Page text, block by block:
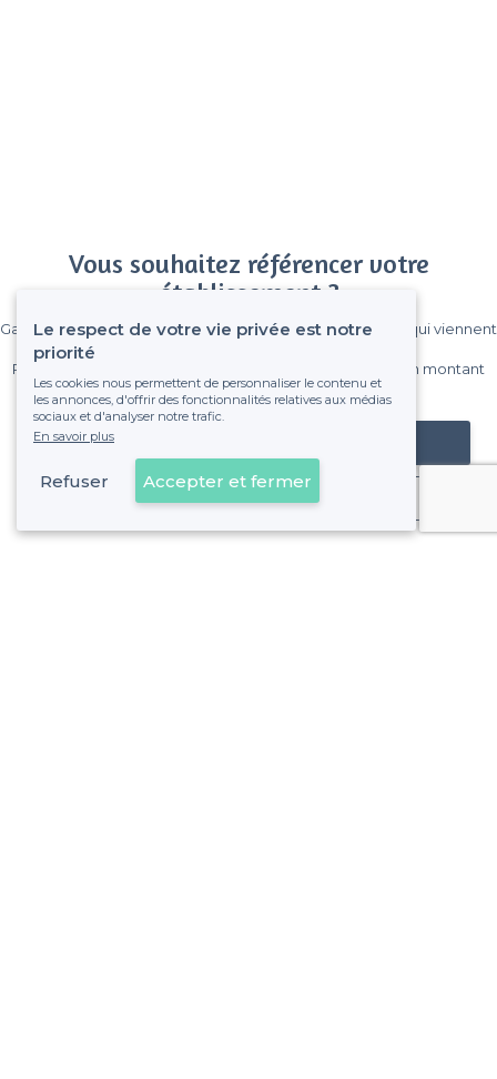
Vous souhaitez référencer votre
établissement ?
Gagnez de nombreux clients parmi le million de visiteurs qui viennent
Pas de commissions et sans engagement, vous payez un montant
fixe sans risque de voir déraper la facture.
Référencer mon établissement
Déjà client
Le respect de votre vie privée est notre
priorité
Les cookies nous permettent de personnaliser le contenu et
les annonces, d'offrir des fonctionnalités relatives aux médias
sociaux et d'analyser notre trafic.
En savoir plus
Refuser Accepter et fermer